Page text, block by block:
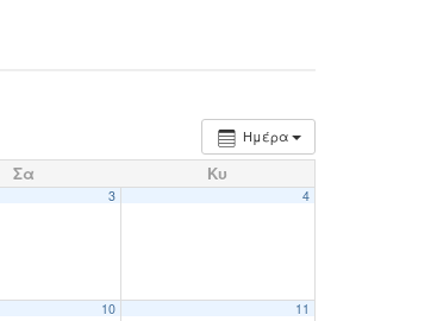
Ημέρα
Σα Κυ
3 4
10 11